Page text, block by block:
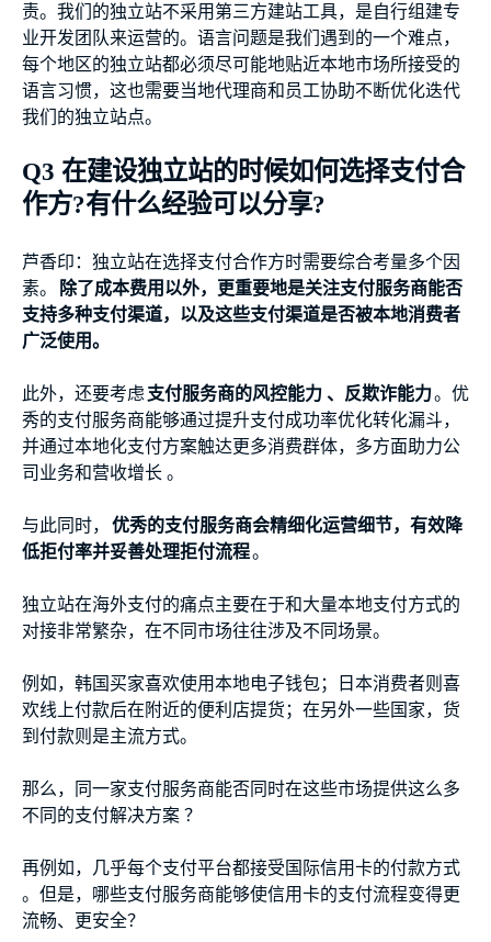
责。我们的独立站不采用第三方建站工具，是自行组建专
业开发团队来运营的。语言问题是我们遇到的一个难点，
每个地区的独立站都必须尽可能地贴近本地市场所接受的
语言习惯，这也需要当地代理商和员工协助不断优化迭代
我们的独立站点。
Q3 在建设独立站的时候如何选择支付合
作方?有什么经验可以分享?
芦香印：独立站在选择支付合作方时需要综合考量多个因
素。
除了成本费用以外，更重要地是关注支付服务商能否
支持多种支付渠道，以及这些支付渠道是否被本地消费者
广泛使用。
此外，还要考虑 支付服务商的风控能力 、反欺诈能力。优
秀的支付服务商能够通过提升支付成功率优化转化漏斗，
并通过本地化支付方案触达更多消费群体，多方面助力公
司业务和营收增长 。
与此同时，
优秀的支付服务商会精细化运营细节，有效降
低拒付率并妥善处理拒付流程。
独立站在海外支付的痛点主要在于和大量本地支付方式的
对接非常繁杂，在不同市场往往涉及不同场景。
例如，韩国买家喜欢使用本地电子钱包；日本消费者则喜
欢线上付款后在附近的便利店提货；在另外一些国家，货
到付款则是主流方式。
那么，同一家支付服务商能否同时在这些市场提供这么多
不同的支付解决方案 ？
再例如，几乎每个支付平台都接受国际信用卡的付款方式
。但是，哪些支付服务商能够使信用卡的支付流程变得更
流畅、更安全？